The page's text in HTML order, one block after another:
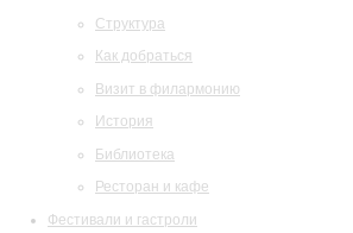
Структура
Как добраться
Визит в филармонию
История
Библиотека
Ресторан и кафе
Фестивали и гастроли